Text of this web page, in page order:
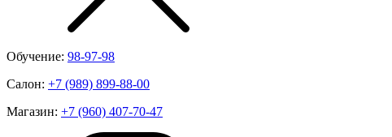
Обучение: 98-97-98
Салон: +7 (989) 899-88-00
Магазин: +7 (960) 407-70-47